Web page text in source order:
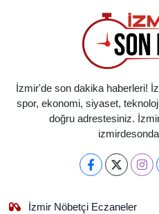
İzmir'de son dakika haberleri!
spor, ekonomi, siyaset,
doğru adrestesiniz.
İzmir Nöbetçi Eczaneler